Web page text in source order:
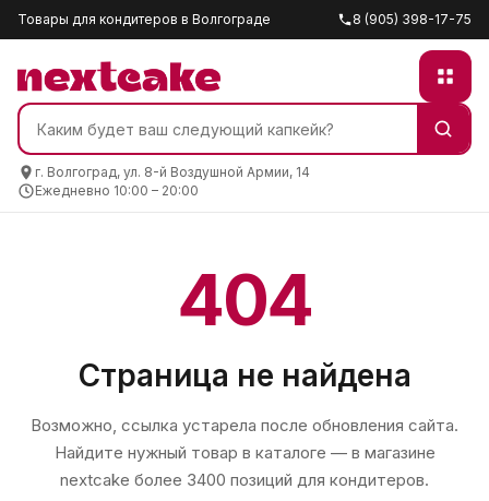
Товары для кондитеров в Волгограде 8 (905) 398-17-75
г. Волгоград, ул. 8-й Воздушной Армии, 14
Ежедневно 10:00 – 20:00
404
Страница не найдена
Возможно, ссылка устарела после обновления сайта.
Найдите нужный товар в каталоге — в магазине
nextcake более 3400 позиций для кондитеров.